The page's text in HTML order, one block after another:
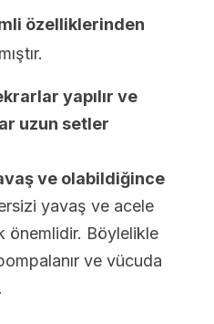
özelliklerinden
yapılır ve
uzun setler
ve olabildiğince
yavaş ve acele
önemlidir. Böylelikle
ve vücuda